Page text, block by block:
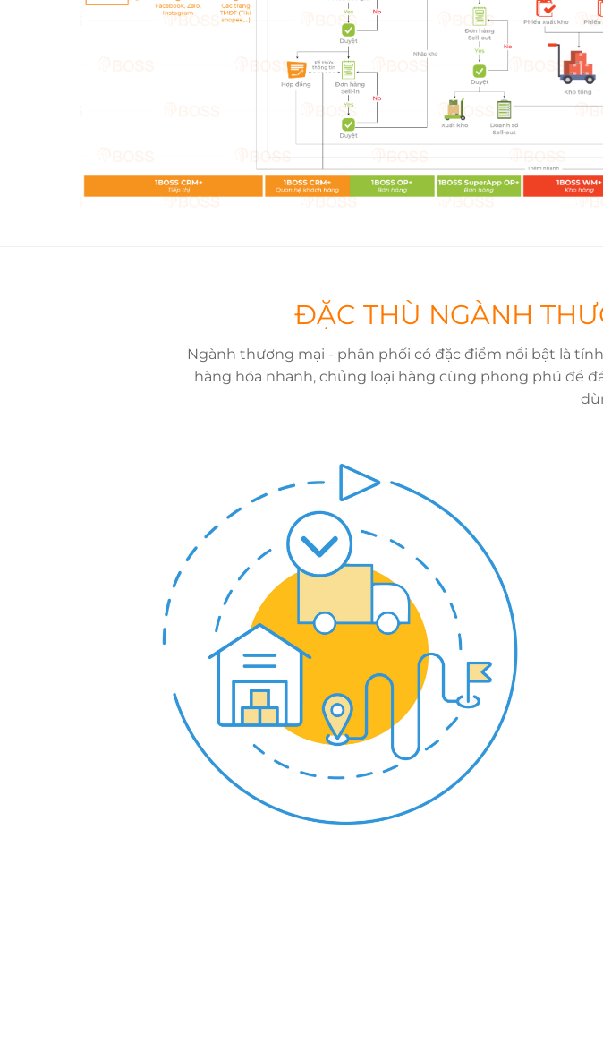
ĐẶC THÙ NGÀNH
Ngành thương mại - phân phối có đặc điểm nổi bật là
hàng hóa nhanh, chủng loại hàng cũng phong phú để